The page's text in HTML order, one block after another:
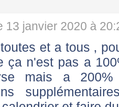
13 janvier 2020 à
et a tous ,
ça n'est pas a
mais a